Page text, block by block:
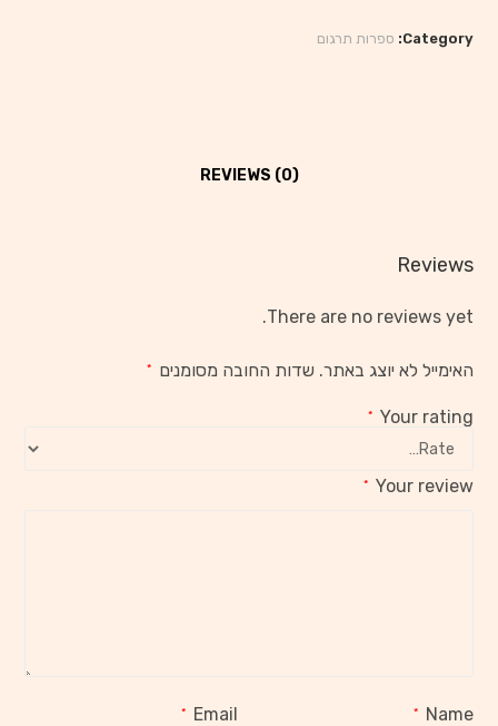
Category: ספרות תרגום
REVIEWS (0)
Reviews
There are no reviews yet.
האימייל לא יוצג באתר. שדות החובה מסומנים *
Your rating
*
Your review
*
Name
*
Email
*